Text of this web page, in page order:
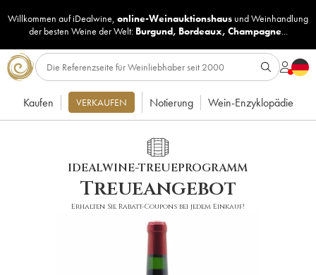
Willkommen auf iDealwine, online-Weinauktionshaus undWeinhandlung
der besten Weine der Welt: Burgund, Bordeaux, Champagne...
Kaufen VERKAUFEN Notierung Wein-Enzyklopädie
IDEALWINE-TREUEPROGRAMM
Treueangebot
Erhalten Sie Rabatt-Coupons bei jedem Einkauf!